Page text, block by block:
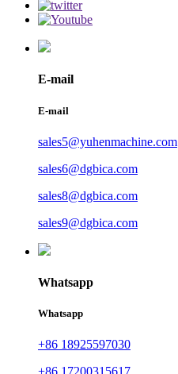
E-mail
E-mail
sales5@yuhenmachine.com
sales6@dgbica.com
sales8@dgbica.com
sales9@dgbica.com
Whatsapp
Whatsapp
+86 18925597030